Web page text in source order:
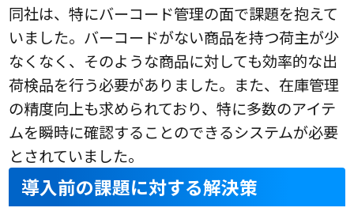
同社は、特にバーコード管理の面で課題を抱えて
いました。バーコードがない商品を持つ荷主が少
なくなく、そのような商品に対しても効率的な出
荷検品を行う必要がありました。また、在庫管理
の精度向上も求められており、特に多数のアイテ
ムを瞬時に確認することのできるシステムが必要
とされていました。
導入前の課題に対する解決策